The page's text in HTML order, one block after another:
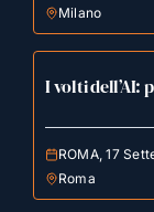
Milano
I volti dell’AI:
ROMA, 17
Roma